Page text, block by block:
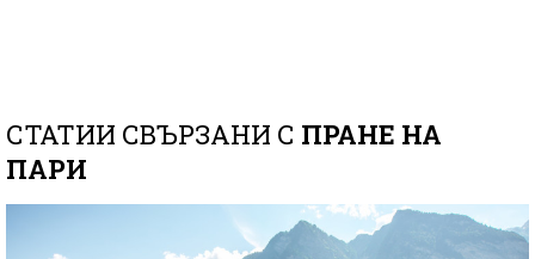
СТАТИИ СВЪРЗАНИ С ПРАНЕ НА
ПАРИ